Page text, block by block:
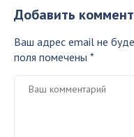
Добавить
Ваш адрес email не
поля помечены *